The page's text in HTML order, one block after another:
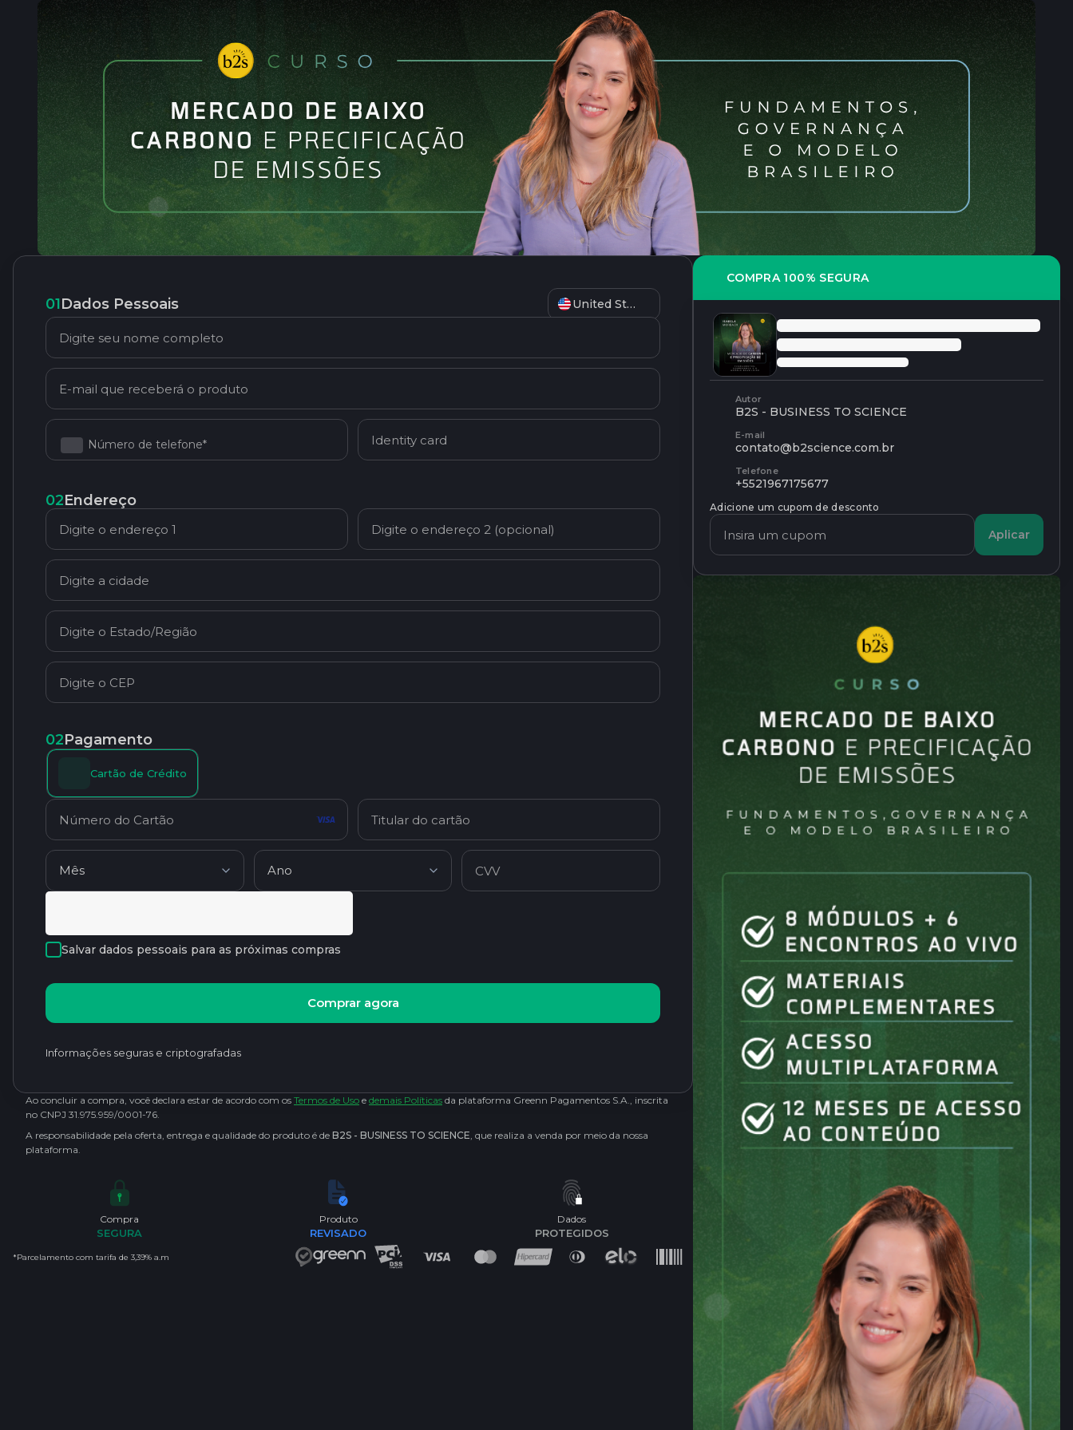
01Dados Pessoais United States
Número de telefone*
02Endereço
02Pagamento
Cartão de Crédito
Salvar dados pessoais para as próximas compras
Comprar agora
Informações seguras e criptografadas
Ao concluir a compra, você declara estar de acordo com os Termos de Uso e demais Políticas da plataforma Greenn Pagamentos S.A., inscrita
no CNPJ 31.975.959/0001-76.
A responsabilidade pela oferta, entrega e qualidade do produto é de B2S - BUSINESS TO SCIENCE, que realiza a venda por meio da nossa
plataforma.
Compra
SEGURA
Produto
REVISADO
Dados
PROTEGIDOS
*Parcelamento com tarifa de 3,39% a.m
COMPRA 100% SEGURA
Autor
B2S - BUSINESS TO SCIENCE
E-mail
contato@b2science.com.br
Telefone
+5521967175677
Adicione um cupom de desconto
Aplicar